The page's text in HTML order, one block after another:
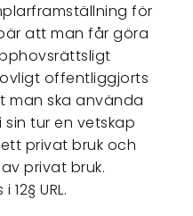
för
att man får göra
offentliggjorts
man ska använda
tur en vetskap
privat bruk och
privat bruk.
URL.